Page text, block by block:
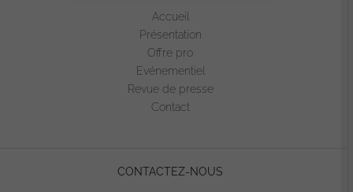
Accueil
Présentation
Offre pro
Evénementiel
Revue de presse
Contact
CONTACTEZ-NOUS